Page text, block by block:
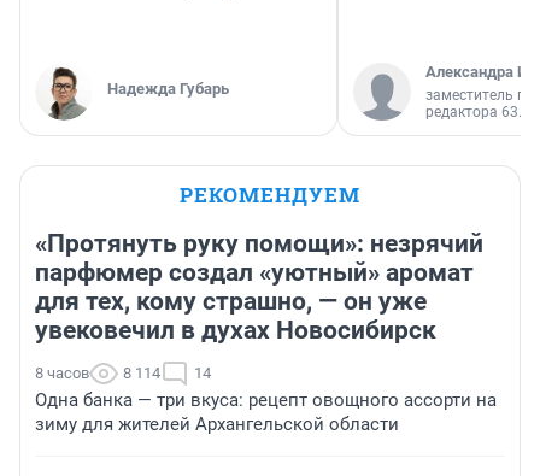
Надежда Губарь
Александра
заместитель
редактора 63.RU
РЕКОМЕНДУЕМ
«Протянуть руку помощи»: незрячий
парфюмер создал «уютный» аромат
для тех, кому страшно, — он уже
увековечил в духах Новосибирск
8 часов 8 114 14
Одна банка — три вкуса: рецепт овощного ассорти на
зиму для жителей Архангельской области